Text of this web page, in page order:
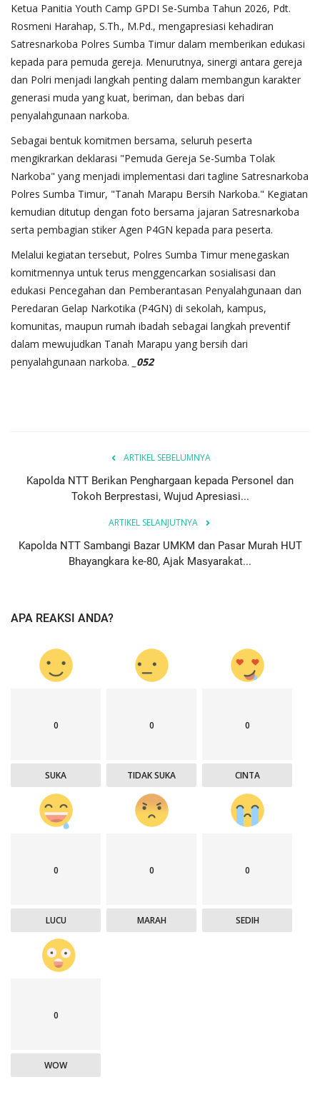
Ketua Panitia Youth Camp GPDI Se-Sumba Tahun 2026, Pdt.
Rosmeni Harahap, S.Th., M.Pd., mengapresiasi kehadiran
Satresnarkoba Polres Sumba Timur dalam memberikan edukasi
kepada para pemuda gereja. Menurutnya, sinergi antara gereja
dan Polri menjadi langkah penting dalam membangun karakter
generasi muda yang kuat, beriman, dan bebas dari
penyalahgunaan narkoba.
Sebagai bentuk komitmen bersama, seluruh peserta
mengikrarkan deklarasi "Pemuda Gereja Se-Sumba Tolak
Narkoba" yang menjadi implementasi dari tagline Satresnarkoba
Polres Sumba Timur, "Tanah Marapu Bersih Narkoba." Kegiatan
kemudian ditutup dengan foto bersama jajaran Satresnarkoba
serta pembagian stiker Agen P4GN kepada para peserta.
Melalui kegiatan tersebut, Polres Sumba Timur menegaskan
komitmennya untuk terus menggencarkan sosialisasi dan
edukasi Pencegahan dan Pemberantasan Penyalahgunaan dan
Peredaran Gelap Narkotika (P4GN) di sekolah, kampus,
komunitas, maupun rumah ibadah sebagai langkah preventif
dalam mewujudkan Tanah Marapu yang bersih dari
penyalahgunaan narkoba.
_052
ARTIKEL SEBELUMNYA
Kapolda NTT Berikan Penghargaan kepada Personel dan
Tokoh Berprestasi, Wujud Apresiasi...
ARTIKEL SELANJUTNYA
Kapolda NTT Sambangi Bazar UMKM dan Pasar Murah HUT
Bhayangkara ke-80, Ajak Masyarakat...
APA REAKSI ANDA?
0
SUKA
0
TIDAK SUKA
0
CINTA
0
LUCU
0
MARAH
0
SEDIH
0
WOW